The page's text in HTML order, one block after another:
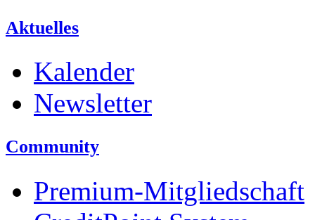
Aktuelles
Kalender
Newsletter
Community
Premium-Mitgliedschaft